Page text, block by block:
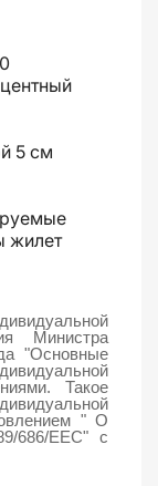
5 см
жилет
Министра
"Основные
Такое
" О
686/EEC" с